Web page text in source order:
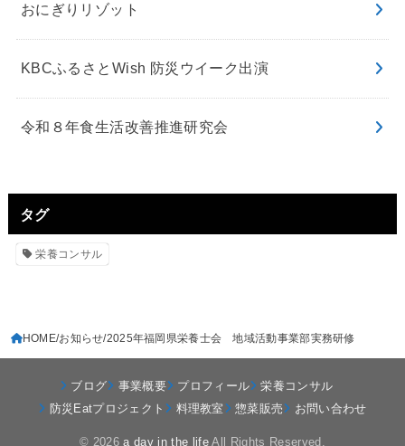
おにぎりリゾット
KBCふるさとWish 防災ウイーク出演
令和８年食生活改善推進研究会
タグ
栄養コンサル
HOME お知らせ 2025年福岡県栄養士会 地域活動事業部実務研修
ブログ 事業概要 プロフィール
栄養コンサル
防災Eatプロジェクト
料理教室 惣菜販売 お問い合わせ
© 2026a day in the life All Rights Reserved.